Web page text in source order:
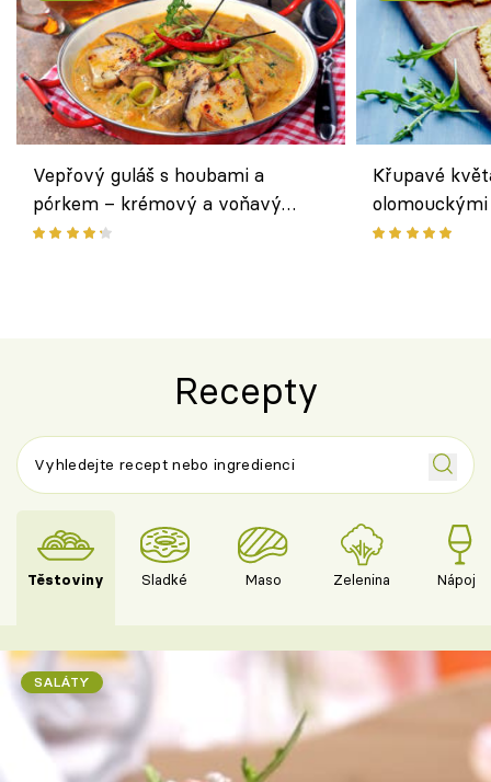
Vepřový guláš s houbami a
pórkem – krémový a voňavý
pokrm z jednoho hrnce
Křupavé
bezlepkový
Recepty
Těstoviny Sladké Maso Zelenina Nápoje
SALÁTY